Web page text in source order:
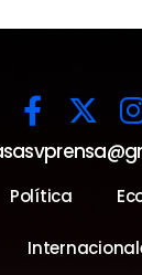
Política